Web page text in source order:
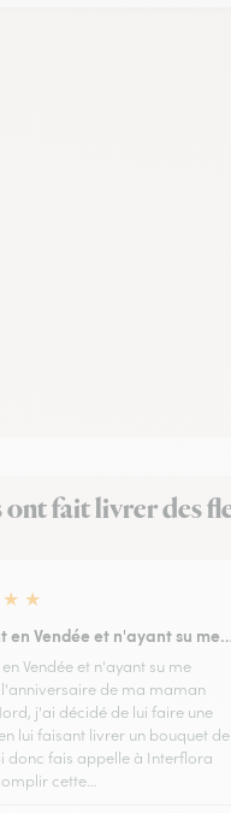
fait livrer des
★ ★
en Vendée et n'ayant su me…
Vendée et n'ayant su me
de ma maman
j'ai décidé de lui faire une
lui faisant livrer un bouquet de
donc fais appelle à Interflora
cette…